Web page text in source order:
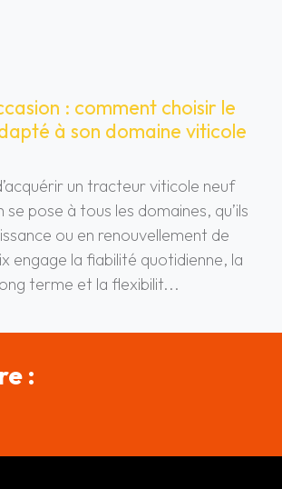
: comment choisir le
à son domaine viticole
un tracteur viticole neuf
se pose à tous les domaines, qu’ils
ou en renouvellement de
engage la fiabilité quotidienne, la
terme et la flexibilit...
: